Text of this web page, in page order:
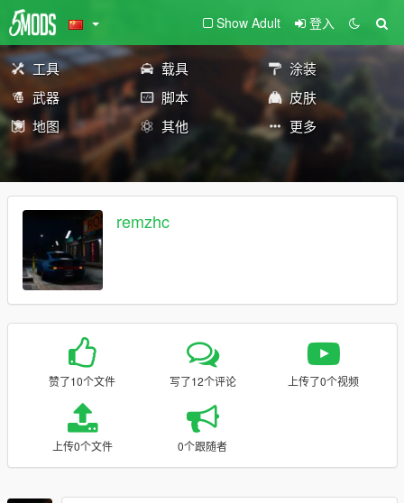
Show Adult 登入
工具 载具
涂装
武器
脚本
皮肤
地图
其他 更多
remzhc
赞了10个文件 写了12个评论 上传了0个视频
上传0个文件 0个跟随者